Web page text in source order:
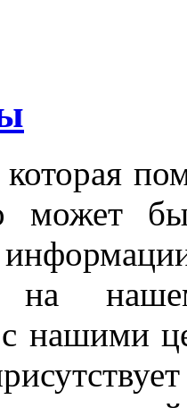
может
на
с нашими